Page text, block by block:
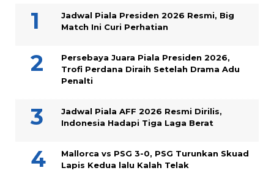
Jadwal Piala Presiden 2026 Resmi, Big
Match Ini Curi Perhatian
Persebaya Juara Piala Presiden 2026,
Trofi Perdana Diraih Setelah Drama Adu
Penalti
Jadwal Piala AFF 2026 Resmi Dirilis,
Indonesia Hadapi Tiga Laga Berat
Mallorca vs PSG 3-0, PSG Turunkan Skuad
Lapis Kedua lalu Kalah Telak